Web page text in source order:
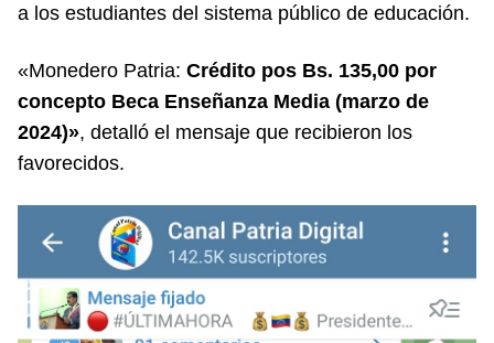
a los estudiantes del sistema público de educación.
«Monedero Patria: Crédito pos Bs. 135,00 por
concepto Beca Enseñanza Media (marzo de
2024)», detalló el mensaje que recibieron los
favorecidos.